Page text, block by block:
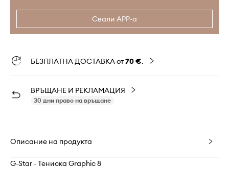
Свали APP-а
БЕЗПЛАТНА ДОСТАВКА от70 €.
ВРЪЩАНЕ И РЕКЛАМАЦИЯ
30 дни право на връщане
Описание на продукта
G-Star - Тениска Graphic 8